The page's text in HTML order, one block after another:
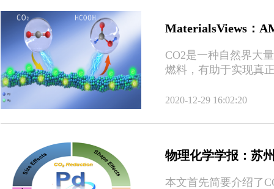
MaterialsViews：
CO2是一种自然界大
燃料，有助于实现真
是目前最具经济可行
2020-12-29 16:02:20
物理化学学报：苏
本文首先简要介绍了